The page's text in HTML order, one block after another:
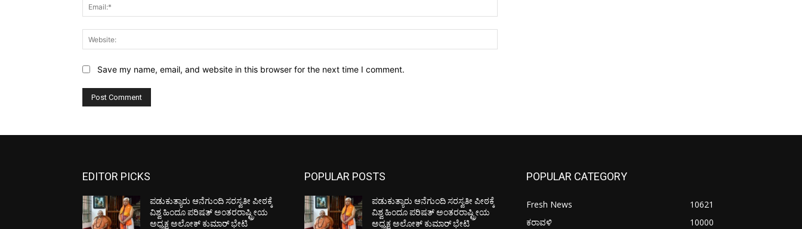
Save my name, email, and website in this browser for the next time I comment.
EDITOR PICKS
ಪಡುಕುತ್ಯಾರು ಆನೆಗುಂದಿ ಸರಸ್ವತೀ ಪೀಠಕ್ಕೆ
ವಿಶ್ವ ಹಿಂದೂ ಪರಿಷತ್ ಅಂತರರಾಷ್ಟ್ರೀಯ
ಅಧ್ಯಕ್ಷ ಅಲೋಕ್ ಕುಮಾರ್ ಭೇಟಿ
POPULAR POSTS
ಪಡುಕುತ್ಯಾರು ಆನೆಗುಂದಿ ಸರಸ್ವತೀ ಪೀಠಕ್ಕೆ
ವಿಶ್ವ ಹಿಂದೂ ಪರಿಷತ್ ಅಂತರರಾಷ್ಟ್ರೀಯ
ಅಧ್ಯಕ್ಷ ಅಲೋಕ್ ಕುಮಾರ್ ಭೇಟಿ
POPULAR CATEGORY
Fresh News
10621
ಕರಾವಳಿ
10000